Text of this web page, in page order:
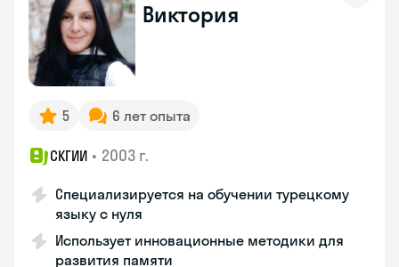
Виктория
5 6 лет опыта
СКГИИ • 2003 г.
Специализируется на обучении турецкому
языку с нуля
Использует инновационные методики для
развития памяти